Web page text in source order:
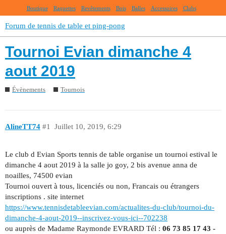
Boutique Raquettes Revêtements Bois Balles Accessoires Clubs
Forum de tennis de table et ping-pong
Tournoi Evian dimanche 4
aout 2019
Évènements Tournois
AlineTT74 Juillet 10, 2019, 6:29
#1
Le club d Evian Sports tennis de table organise un tournoi estival le
dimanche 4 aout 2019 à la salle jo goy, 2 bis avenue anna de
noailles, 74500 evian
Tournoi ouvert à tous, licenciés ou non, Francais ou étrangers
inscriptions . site internet
https://www.tennisdetableevian.com/actualites-du-club/tournoi-du-
dimanche-4-aout-2019--inscrivez-vous-ici--702238
ou auprès de Madame Raymonde EVRARD Tél : 06 73 85 17 43 -